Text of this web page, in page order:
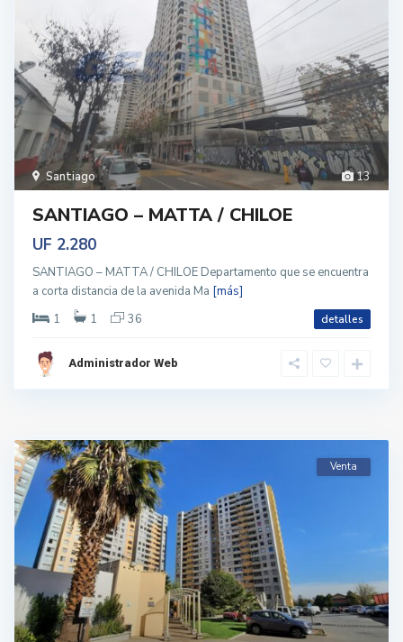
13
Santiago
SANTIAGO – MATTA / CHILOE
UF 2.280
SANTIAGO – MATTA / CHILOE Departamento que se encuentra
a corta distancia de la avenida Ma [más]
1
1 36 detalles
Administrador Web
Venta